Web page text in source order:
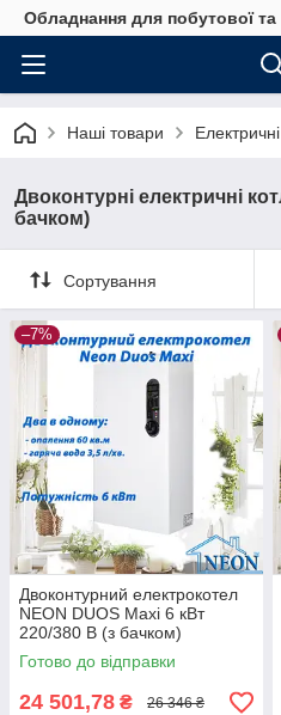
Обладнання для побутової
Наші товари
Двоконтурні електричні
бачком)
Сортування
–7%
Двоконтурний електрокотел
NEON DUOS Maxi 6 кВт
220/380 В (з бачком)
Готово до відправки
24 501,78 ₴ 26 346 ₴